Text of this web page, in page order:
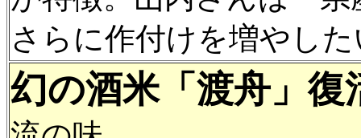
さらに作付けを増やし
幻の酒米「渡舟」復